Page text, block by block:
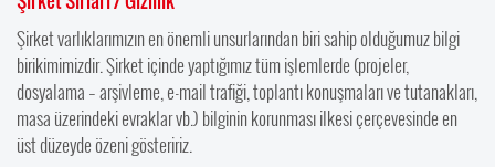
Şirket varlıklarımızın en önemli unsurlarından biri sahip olduğumuz bilgi
birikimimizdir. Şirket içinde yaptığımız tüm işlemlerde (projeler,
dosyalama – arşivleme, e-mail trafiği, toplantı konuşmaları ve tutanakları,
masa üzerindeki evraklar vb.) bilginin korunması ilkesi çerçevesinde en
üst düzeyde özeni gösteririz.